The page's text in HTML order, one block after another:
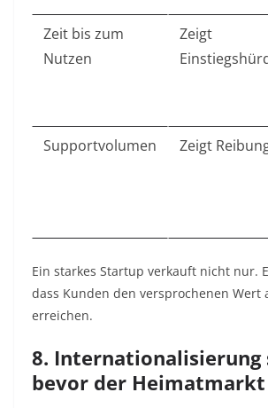
Zeit bis zum
Nutzen
Zeigt
Supportvolumen
Zeigt
Ein starkes Startup verkauft nicht nur.
dass Kunden den versprochenen Wert
erreichen.
8. Internationalisierung
bevor der